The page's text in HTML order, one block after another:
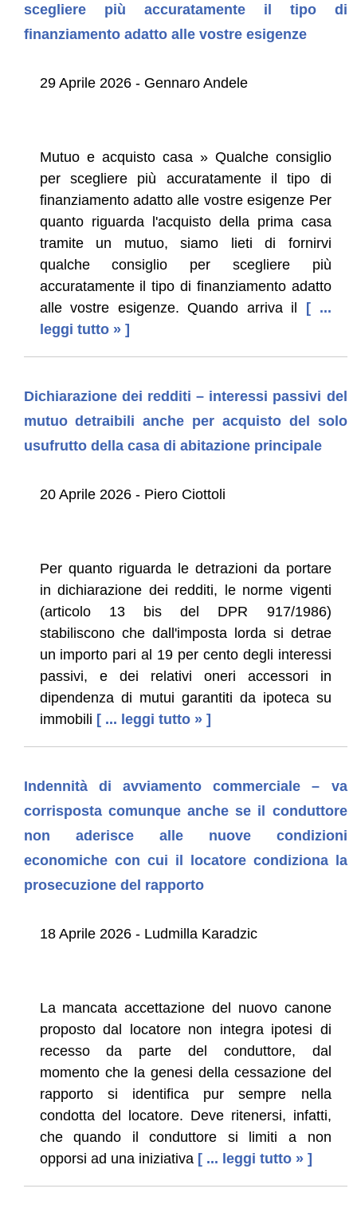
scegliere più accuratamente il tipo di
finanziamento adatto alle vostre esigenze
29 Aprile 2026 - Gennaro Andele
Mutuo e acquisto casa » Qualche consiglio
per scegliere più accuratamente il tipo di
finanziamento adatto alle vostre esigenze Per
quanto riguarda l'acquisto della prima casa
tramite un mutuo, siamo lieti di fornirvi
qualche consiglio per scegliere più
accuratamente il tipo di finanziamento adatto
alle vostre esigenze. Quando arriva il
[ ...
leggi tutto » ]
Dichiarazione dei redditi – interessi passivi del
mutuo detraibili anche per acquisto del solo
usufrutto della casa di abitazione principale
20 Aprile 2026 - Piero Ciottoli
Per quanto riguarda le detrazioni da portare
in dichiarazione dei redditi, le norme vigenti
(articolo 13 bis del DPR 917/1986)
stabiliscono che dall'imposta lorda si detrae
un importo pari al 19 per cento degli interessi
passivi, e dei relativi oneri accessori in
dipendenza di mutui garantiti da ipoteca su
immobili [ ... leggi tutto » ]
Indennità di avviamento commerciale – va
corrisposta comunque anche se il conduttore
non aderisce alle nuove condizioni
economiche con cui il locatore condiziona la
prosecuzione del rapporto
18 Aprile 2026 - Ludmilla Karadzic
La mancata accettazione del nuovo canone
proposto dal locatore non integra ipotesi di
recesso da parte del conduttore, dal
momento che la genesi della cessazione del
rapporto si identifica pur sempre nella
condotta del locatore. Deve ritenersi, infatti,
che quando il conduttore si limiti a non
opporsi ad una iniziativa [ ... leggi tutto » ]